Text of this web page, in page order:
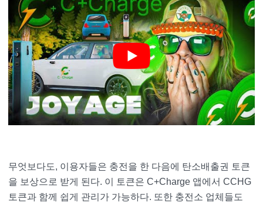
무엇보다도, 이용자들은 충전을 한 다음에 탄소배출권 토큰
을 보상으로 받게 된다. 이 토큰은 C+Charge 앱에서 CCHG
토큰과 함께 쉽게 관리가 가능하다. 또한 충전소 업체들도